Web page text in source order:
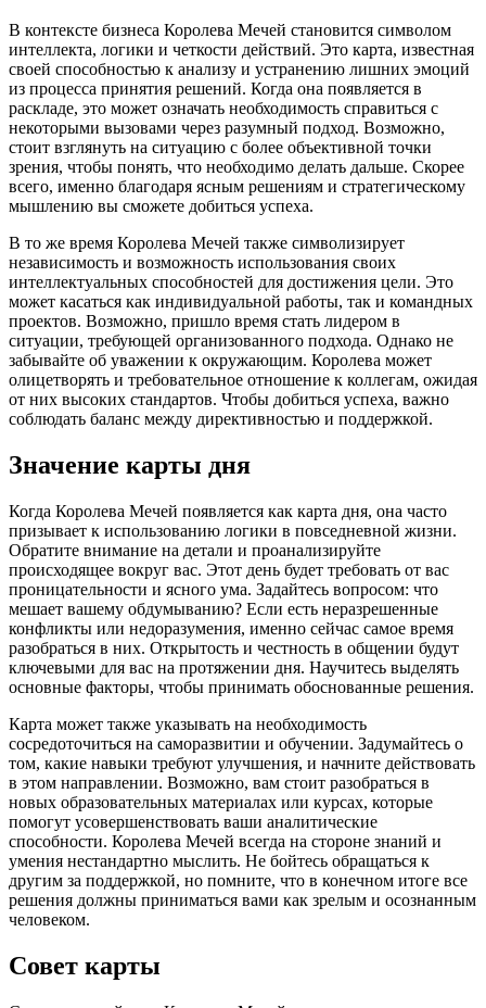
В контексте бизнеса Королева Мечей становится символом
интеллекта, логики и четкости действий. Это карта, известная
своей способностью к анализу и устранению лишних эмоций
из процесса принятия решений. Когда она появляется в
раскладе, это может означать необходимость справиться с
некоторыми вызовами через разумный подход. Возможно,
стоит взглянуть на ситуацию с более объективной точки
зрения, чтобы понять, что необходимо делать дальше. Скорее
всего, именно благодаря ясным решениям и стратегическому
мышлению вы сможете добиться успеха.
В то же время Королева Мечей также символизирует
независимость и возможность использования своих
интеллектуальных способностей для достижения цели. Это
может касаться как индивидуальной работы, так и командных
проектов. Возможно, пришло время стать лидером в
ситуации, требующей организованного подхода. Однако не
забывайте об уважении к окружающим. Королева может
олицетворять и требовательное отношение к коллегам, ожидая
от них высоких стандартов. Чтобы добиться успеха, важно
соблюдать баланс между директивностью и поддержкой.
Значение карты дня
Когда Королева Мечей появляется как карта дня, она часто
призывает к использованию логики в повседневной жизни.
Обратите внимание на детали и проанализируйте
происходящее вокруг вас. Этот день будет требовать от вас
проницательности и ясного ума. Задайтесь вопросом: что
мешает вашему обдумыванию? Если есть неразрешенные
конфликты или недоразумения, именно сейчас самое время
разобраться в них. Открытость и честность в общении будут
ключевыми для вас на протяжении дня. Научитесь выделять
основные факторы, чтобы принимать обоснованные решения.
Карта может также указывать на необходимость
сосредоточиться на саморазвитии и обучении. Задумайтесь о
том, какие навыки требуют улучшения, и начните действовать
в этом направлении. Возможно, вам стоит разобраться в
новых образовательных материалах или курсах, которые
помогут усовершенствовать ваши аналитические
способности. Королева Мечей всегда на стороне знаний и
умения нестандартно мыслить. Не бойтесь обращаться к
другим за поддержкой, но помните, что в конечном итоге все
решения должны приниматься вами как зрелым и осознанным
человеком.
Совет карты